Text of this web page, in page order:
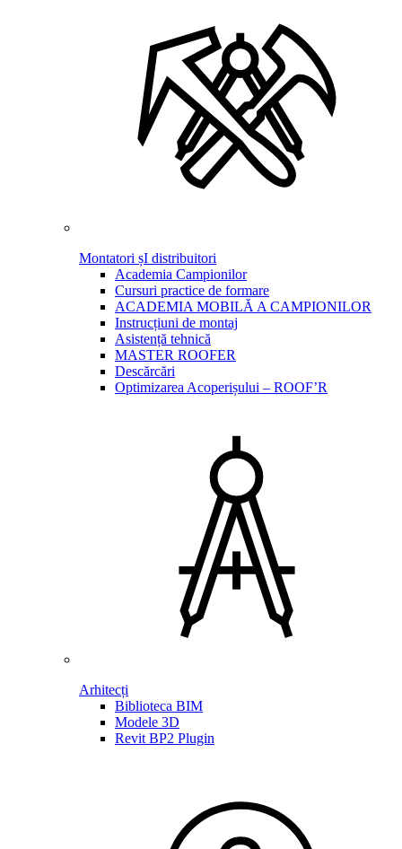
Montatori șI distribuitori
Academia Campionilor
Cursuri practice de formare
ACADEMIA MOBILĂ A CAMPIONILOR
Instrucțiuni de montaj
Asistență tehnică
MASTER ROOFER
Descărcări
Optimizarea Acoperișului – ROOF’R
Arhitecți
Biblioteca BIM
Modele 3D
Revit BP2 Plugin